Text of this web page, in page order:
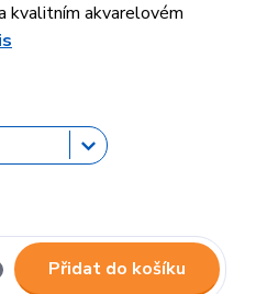
kvalitním akvarelovém
Přidat do košíku